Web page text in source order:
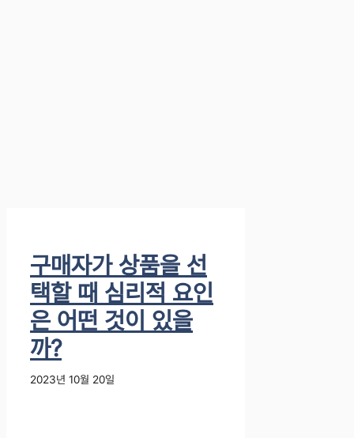
구매자가 상품을 선
택할 때 심리적 요인
은 어떤 것이 있을
까?
2023년 10월 20일